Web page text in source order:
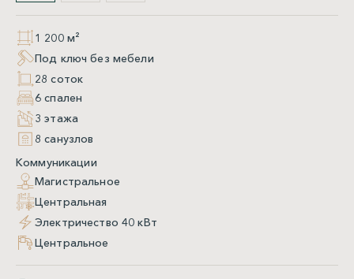
1 200 м²
Под ключ без мебели
28 соток
6 спален
3 этажа
8 санузлов
Коммуникации
Магистральное
Центральная
Электричество 40 кВт
Центральное